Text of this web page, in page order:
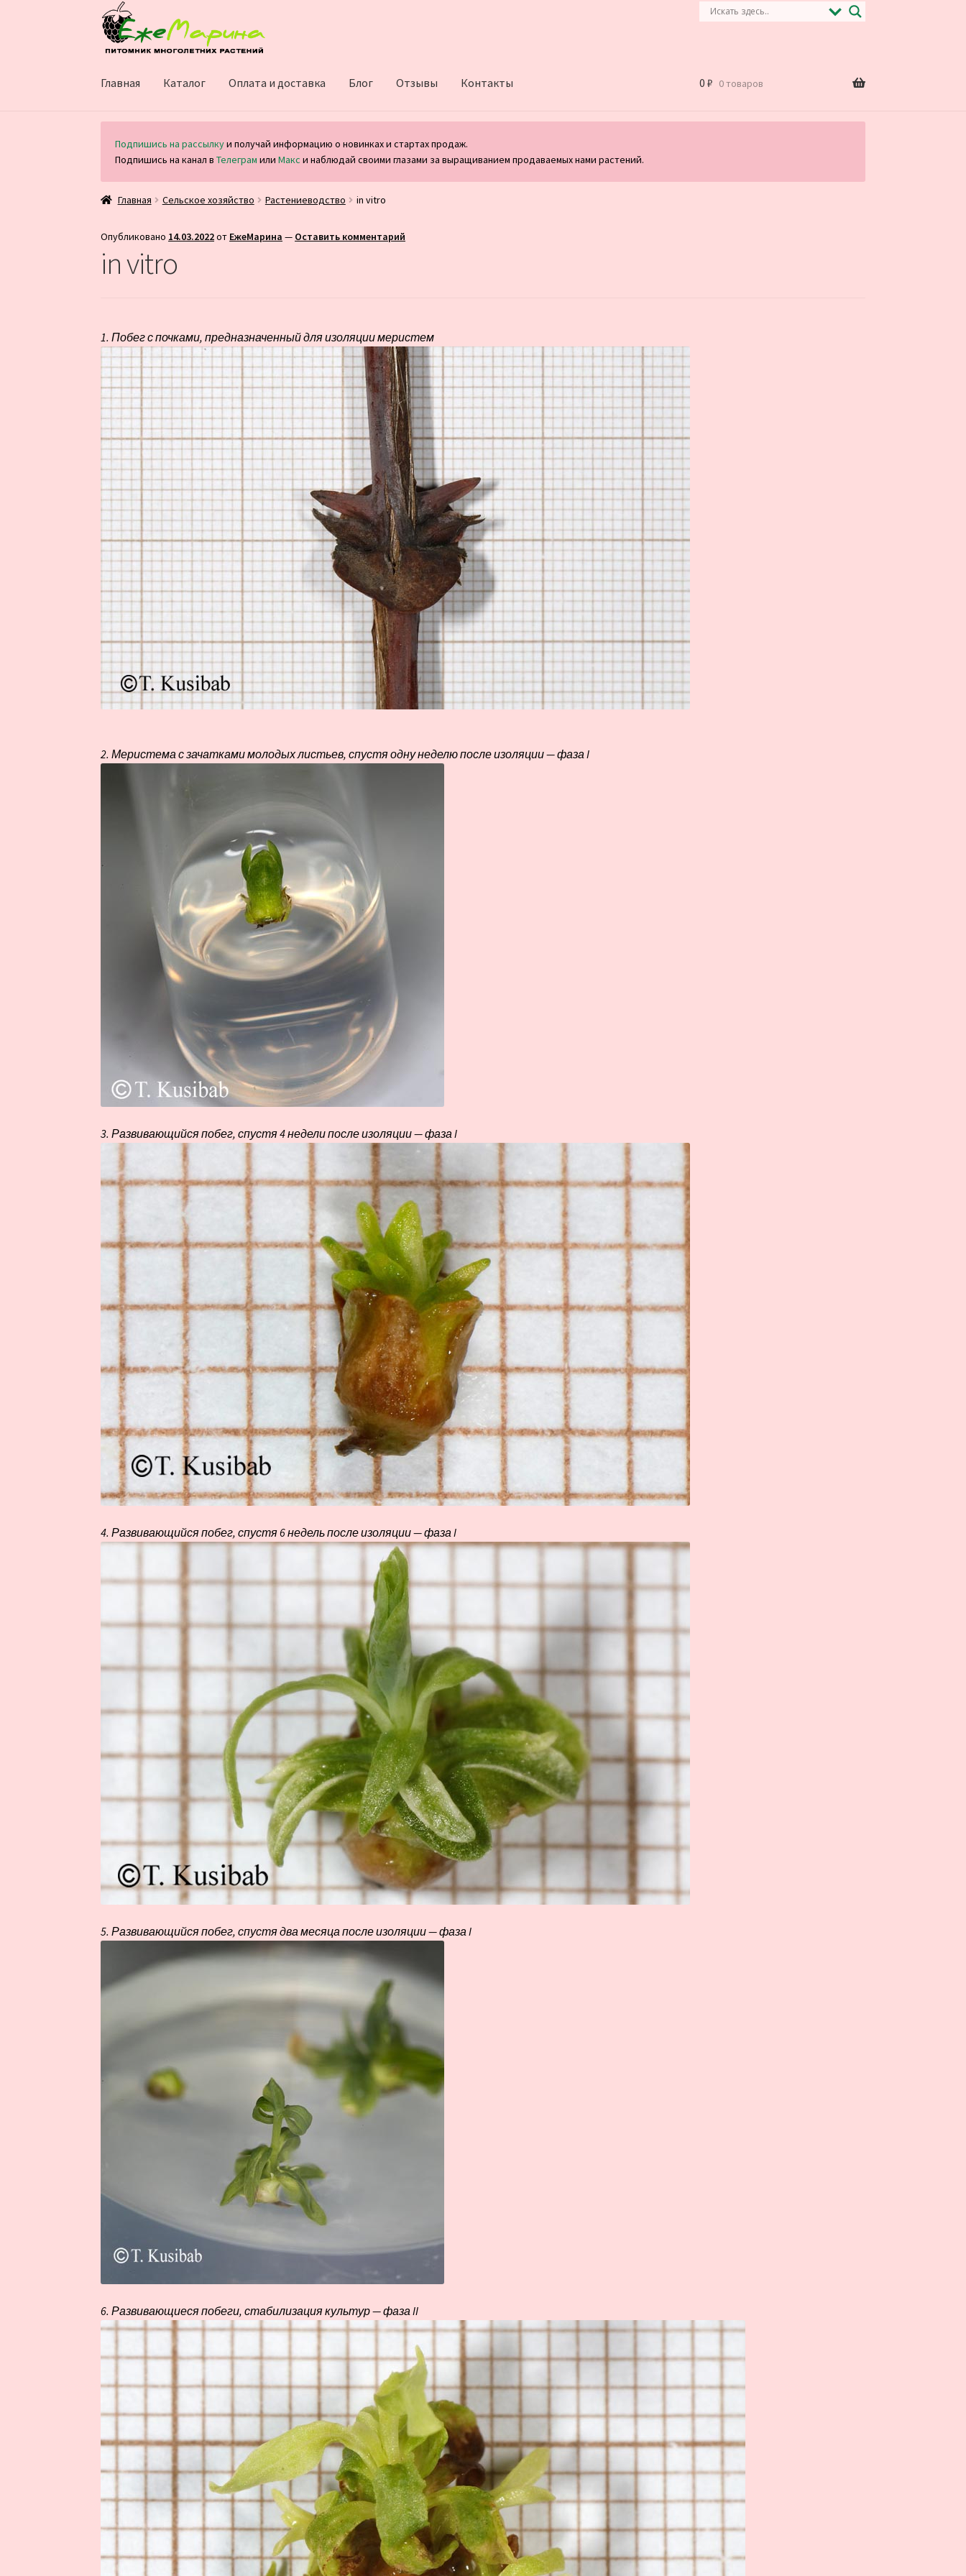
Перейти
к
навигации
Перейти
к
содержимому
Главная Каталог Оплата и доставка Блог Отзывы Контакты 0 ₽ 0 товаров
Подпишись на рассылкуи получай информацию о новинках и стартах продаж.
Подпишись на канал вТелеграм илиМакс и наблюдай своими глазами за выращиванием продаваемых нами растений.
Главная Сельское хозяйство Растениеводство in vitro
Опубликовано 14.03.2022от ЕжеМарина — Оставить комментарий
in vitro
1. Побег с почками, предназначенный для изоляции меристем
2. Меристема с зачатками молодых листьев, спустя одну неделю после изоляции — фаза I
3. Развивающийся побег, спустя 4 недели после изоляции — фаза I
4. Развивающийся побег, спустя 6 недель после изоляции — фаза I
5. Развивающийся побег, спустя два месяца после изоляции — фаза I
6. Развивающиеся побеги, стабилизация культур — фаза II